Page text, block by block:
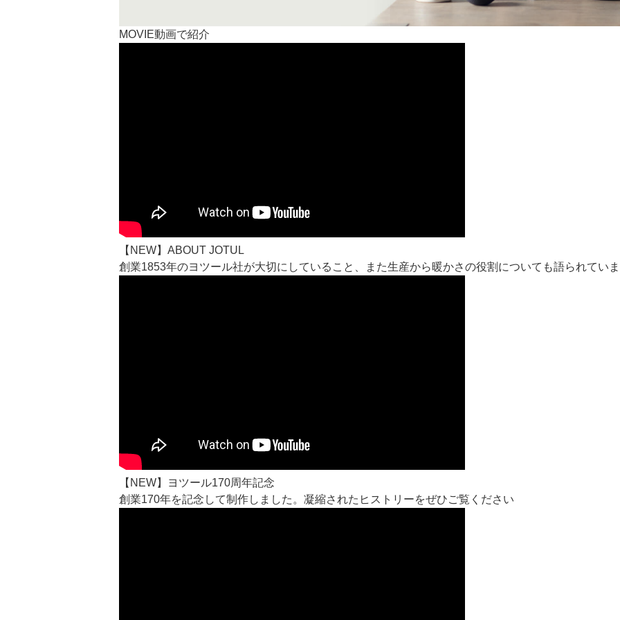
MOVIE動画で紹介
【NEW】ABOUT JOTUL
創業1853年のヨツール社が大切にしていること、また生産から暖かさの役割についても語られてい
【NEW】ヨツール170周年記念
創業170年を記念して制作しました。凝縮されたヒストリーをぜひご覧ください